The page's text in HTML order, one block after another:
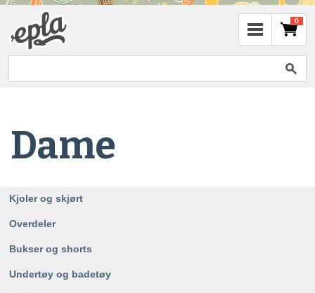
0
Dame
Kjoler og skjørt
Overdeler
Bukser og shorts
Undertøy og badetøy